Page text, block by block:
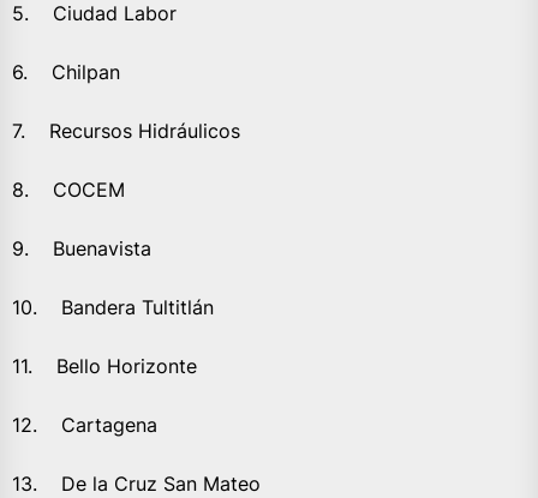
5. Ciudad Labor
6. Chilpan
7. Recursos Hidráulicos
8. COCEM
9. Buenavista
10. Bandera Tultitlán
11. Bello Horizonte
12. Cartagena
13. De la Cruz San Mateo